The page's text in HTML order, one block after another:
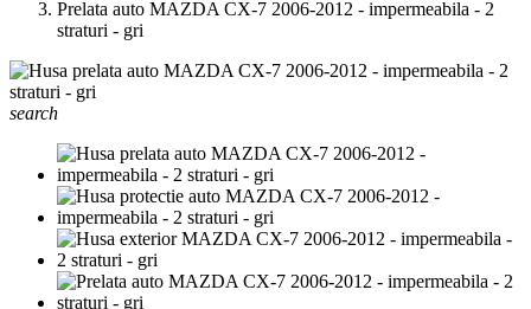
Prelata auto MAZDA CX-7 2006-2012 - impermeabila - 2
straturi - gri
search